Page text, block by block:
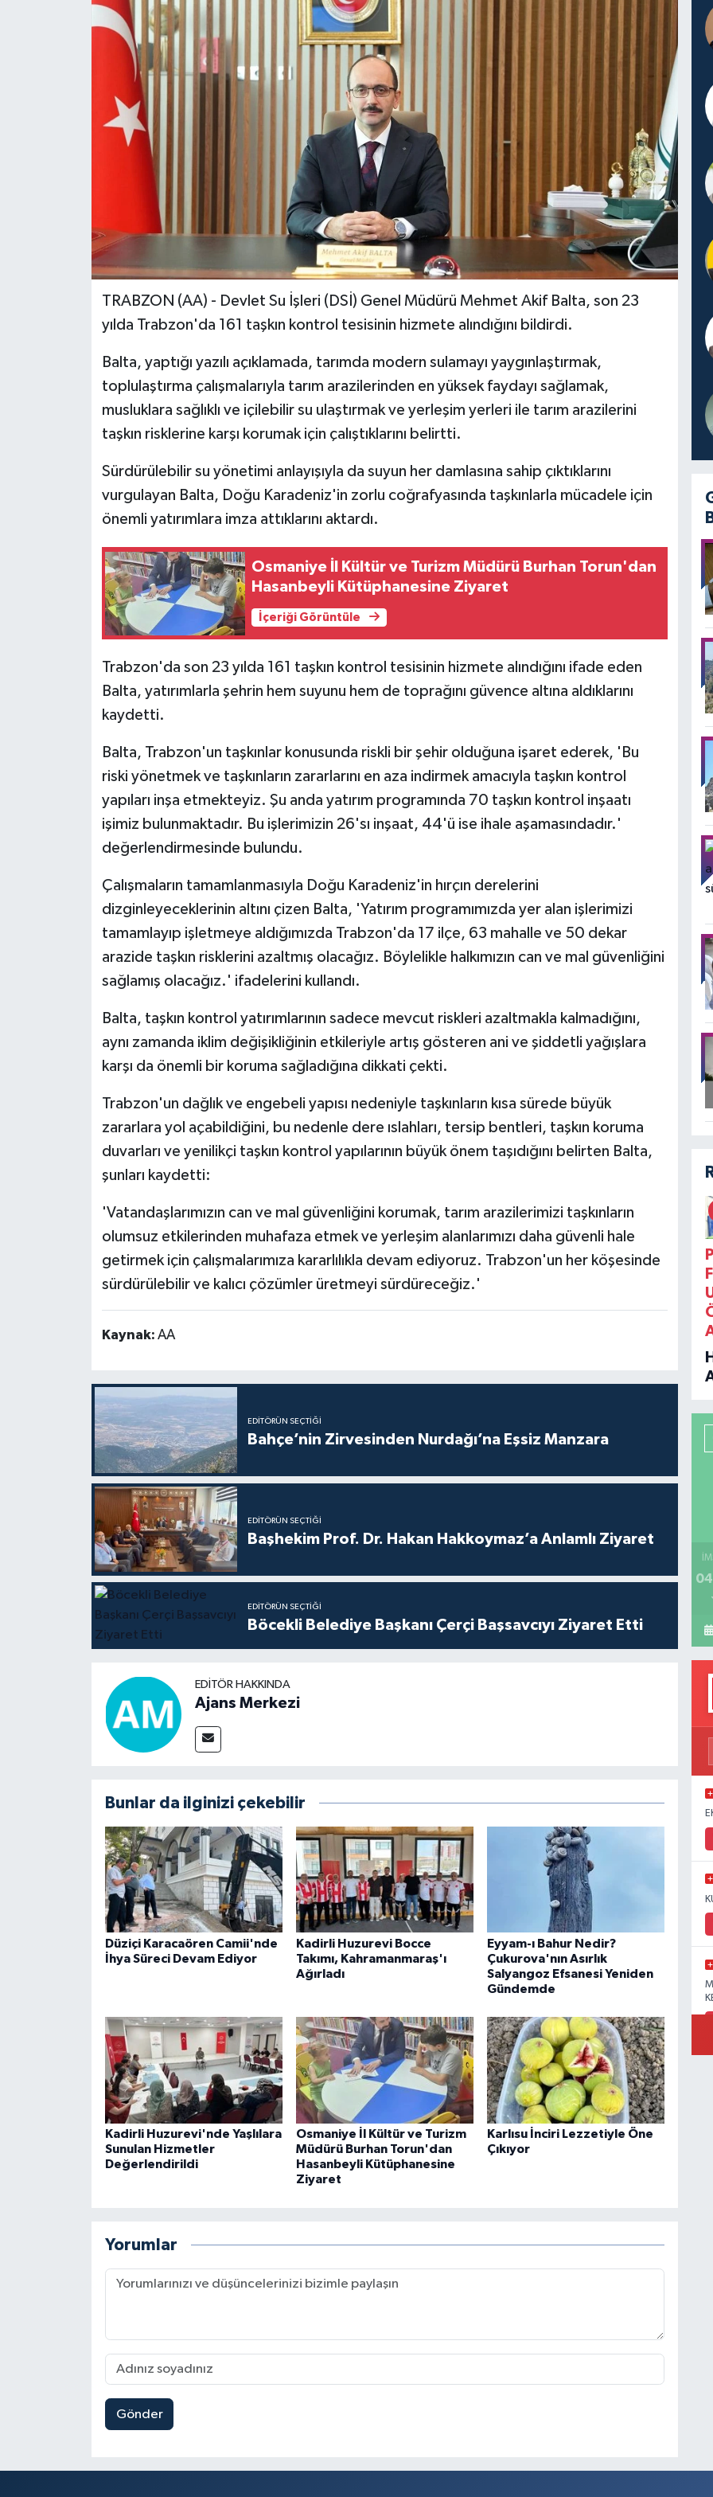
TRABZON (AA) - Devlet Su İşleri (DSİ) Genel Müdürü Mehmet Akif Balta, son 23
yılda Trabzon'da 161 taşkın kontrol tesisinin hizmete alındığını bildirdi.
Balta, yaptığı yazılı açıklamada, tarımda modern sulamayı yaygınlaştırmak,
toplulaştırma çalışmalarıyla tarım arazilerinden en yüksek faydayı sağlamak,
musluklara sağlıklı ve içilebilir su ulaştırmak ve yerleşim yerleri ile tarım arazilerini
taşkın risklerine karşı korumak için çalıştıklarını belirtti.
Sürdürülebilir su yönetimi anlayışıyla da suyun her damlasına sahip çıktıklarını
vurgulayan Balta, Doğu Karadeniz'in zorlu coğrafyasında taşkınlarla mücadele için
önemli yatırımlara imza attıklarını aktardı.
Osmaniye İl Kültür ve Turizm Müdürü Burhan Torun'dan
Hasanbeyli Kütüphanesine Ziyaret
İçeriği Görüntüle
Trabzon'da son 23 yılda 161 taşkın kontrol tesisinin hizmete alındığını ifade eden
Balta, yatırımlarla şehrin hem suyunu hem de toprağını güvence altına aldıklarını
kaydetti.
Balta, Trabzon'un taşkınlar konusunda riskli bir şehir olduğuna işaret ederek, 'Bu
riski yönetmek ve taşkınların zararlarını en aza indirmek amacıyla taşkın kontrol
yapıları inşa etmekteyiz. Şu anda yatırım programında 70 taşkın kontrol inşaatı
işimiz bulunmaktadır. Bu işlerimizin 26'sı inşaat, 44'ü ise ihale aşamasındadır.'
değerlendirmesinde bulundu.
Çalışmaların tamamlanmasıyla Doğu Karadeniz'in hırçın derelerini
dizginleyeceklerinin altını çizen Balta, 'Yatırım programımızda yer alan işlerimizi
tamamlayıp işletmeye aldığımızda Trabzon'da 17 ilçe, 63 mahalle ve 50 dekar
arazide taşkın risklerini azaltmış olacağız. Böylelikle halkımızın can ve mal güvenliğini
sağlamış olacağız.' ifadelerini kullandı.
Balta, taşkın kontrol yatırımlarının sadece mevcut riskleri azaltmakla kalmadığını,
aynı zamanda iklim değişikliğinin etkileriyle artış gösteren ani ve şiddetli yağışlara
karşı da önemli bir koruma sağladığına dikkati çekti.
Trabzon'un dağlık ve engebeli yapısı nedeniyle taşkınların kısa sürede büyük
zararlara yol açabildiğini, bu nedenle dere ıslahları, tersip bentleri, taşkın koruma
duvarları ve yenilikçi taşkın kontrol yapılarının büyük önem taşıdığını belirten Balta,
şunları kaydetti:
'Vatandaşlarımızın can ve mal güvenliğini korumak, tarım arazilerimizi taşkınların
olumsuz etkilerinden muhafaza etmek ve yerleşim alanlarımızı daha güvenli hale
getirmek için çalışmalarımıza kararlılıkla devam ediyoruz. Trabzon'un her köşesinde
sürdürülebilir ve kalıcı çözümler üretmeyi sürdüreceğiz.'
Kaynak: AA
EDITÖRÜN SEÇTIĞI
Bahçe’nin Zirvesinden Nurdağı’na Eşsiz Manzara
EDITÖRÜN SEÇTIĞI
Başhekim Prof. Dr. Hakan Hakkoymaz’a Anlamlı Ziyaret
EDITÖRÜN SEÇTIĞI
Böcekli Belediye Başkanı Çerçi Başsavcıyı Ziyaret Etti
EDITÖR HAKKINDA
Ajans Merkezi
Bunlar da ilginizi çekebilir
Düziçi Karacaören Camii'nde
İhya Süreci Devam Ediyor
Kadirli Huzurevi Bocce
Takımı, Kahramanmaraş'ı
Ağırladı
Eyyam-ı Bahur Nedir?
Çukurova'nın Asırlık
Salyangoz Efsanesi Yeniden
Gündemde
Kadirli Huzurevi'nde Yaşlılara
Sunulan Hizmetler
Değerlendirildi
Osmaniye İl Kültür ve Turizm
Müdürü Burhan Torun'dan
Hasanbeyli Kütüphanesine
Ziyaret
Karlısu İnciri Lezzetiyle Öne
Çıkıyor
Yorumlar
Gönder